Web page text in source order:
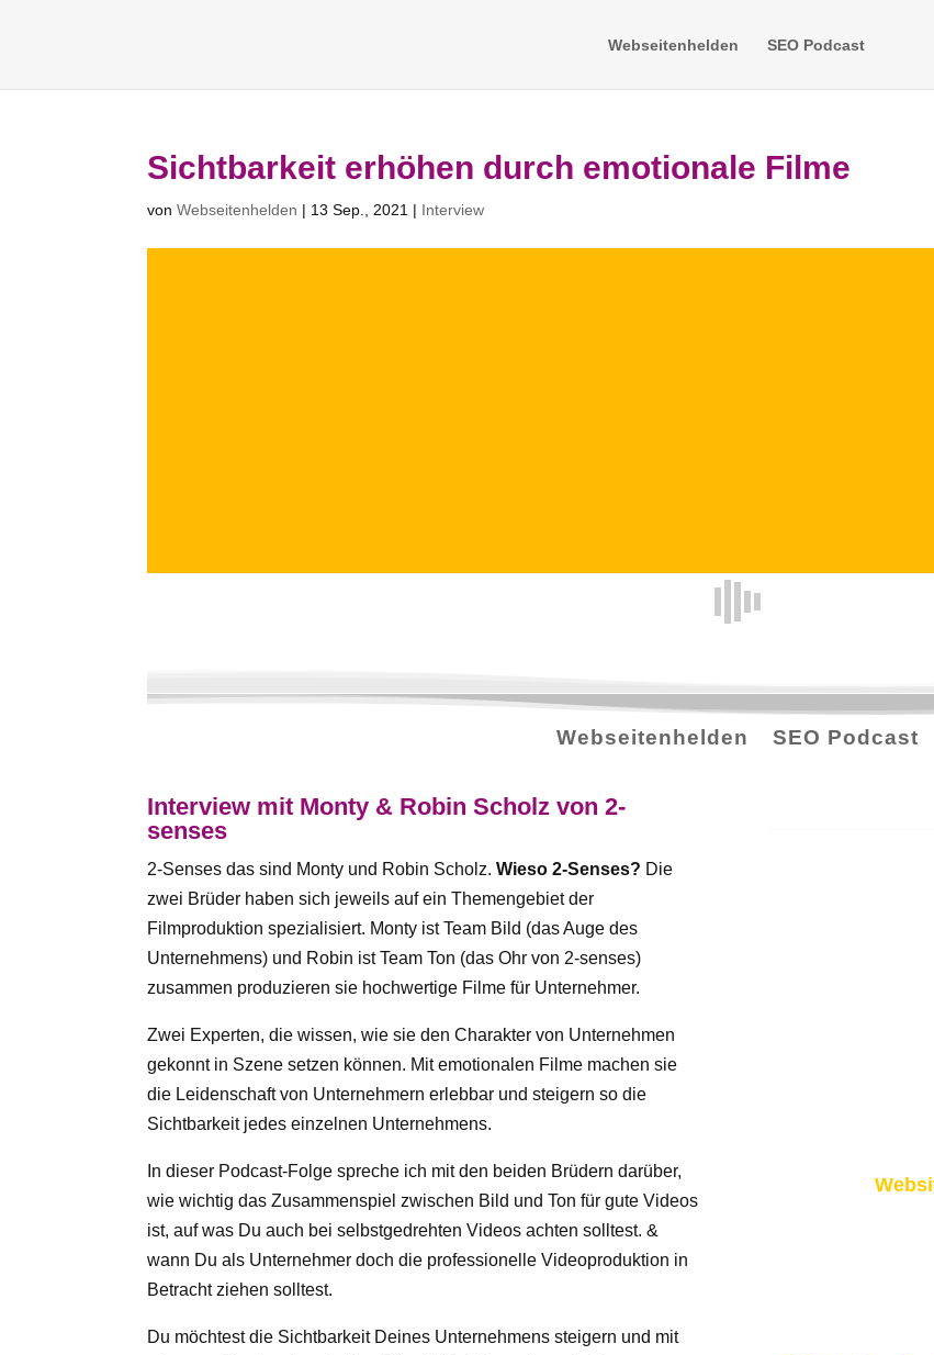
Webseitenhelden SEO Podcast
Sichtbarkeit erhöhen durch emotionale Filme
vonWebseitenhelden | 13 Sep., 2021 | Interview
Webseitenhelden SEO Podcast
Interview mit Monty & Robin Scholz von 2-
senses
2-Senses das sind Monty und Robin Scholz.Wieso 2-Senses? Die
zwei Brüder haben sich jeweils auf ein Themengebiet der
Filmproduktion spezialisiert. Monty ist Team Bild (das Auge des
Unternehmens) und Robin ist Team Ton (das Ohr von 2-senses)
zusammen produzieren sie hochwertige Filme für Unternehmer.
Zwei Experten, die wissen, wie sie den Charakter von Unternehmen
gekonnt in Szene setzen können. Mit emotionalen Filme machen sie
die Leidenschaft von Unternehmern erlebbar und steigern so die
Sichtbarkeit jedes einzelnen Unternehmens.
In dieser Podcast-Folge spreche ich mit den beiden Brüdern darüber,
wie wichtig das Zusammenspiel zwischen Bild und Ton für gute Videos
ist, auf was Du auch bei selbstgedrehten Videos achten solltest. &
wann Du als Unternehmer doch die professionelle Videoproduktion in
Betracht ziehen solltest.
Du möchtest die Sichtbarkeit Deines Unternehmens steigern und mit